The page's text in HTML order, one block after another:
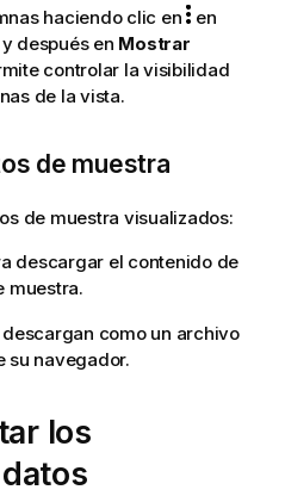
haciendo clic en
en
después en Mostrar
controlar la visibilidad
de la vista.
de muestra
de muestra visualizados:
descargar el contenido de
muestra.
como un archivo
su navegador.
los